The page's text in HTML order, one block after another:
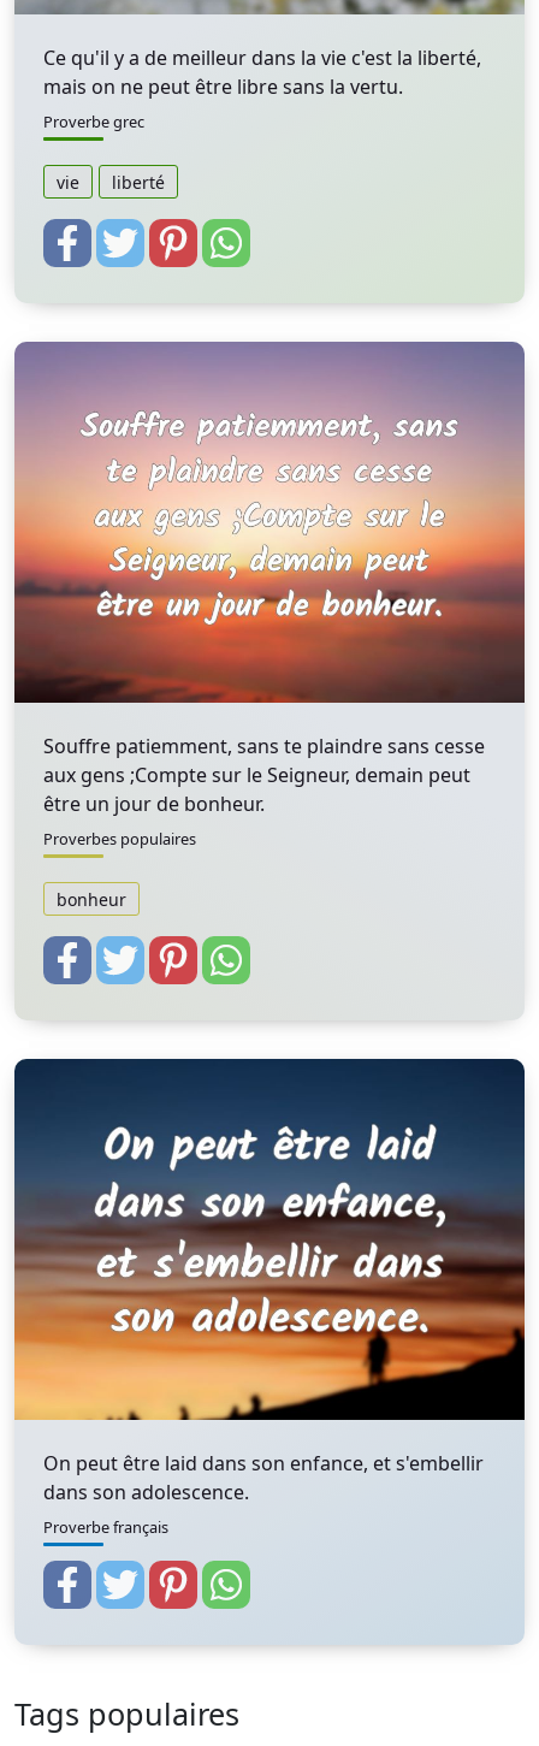
Ce qu'il y a de meilleur dans la vie c'est la liberté,
mais on ne peut être libre sans la vertu.
Proverbe grec
vie liberté
Souffre patiemment, sans te plaindre sans cesse
aux gens ;Compte sur le Seigneur, demain peut
être un jour de bonheur.
Proverbes populaires
bonheur
On peut être laid dans son enfance, et s'embellir
dans son adolescence.
Proverbe français
Tags populaires